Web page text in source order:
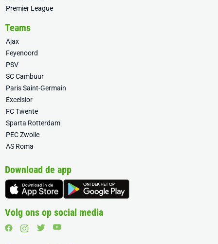
Premier League
Teams
Ajax
Feyenoord
PSV
SC Cambuur
Paris Saint-Germain
Excelsior
FC Twente
Sparta Rotterdam
PEC Zwolle
AS Roma
Download de app
Volg ons op social media